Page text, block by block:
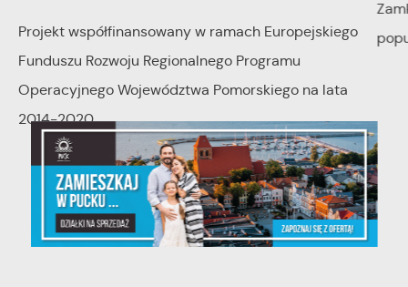
Projekt współfinansowany w ramach Europejskiego
Funduszu Rozwoju Regionalnego Programu
Operacyjnego Województwa Pomorskiego na lata
2014-2020